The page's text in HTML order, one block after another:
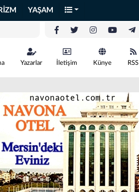
YAŞAM
Yazarlar İletişim Künye RSS